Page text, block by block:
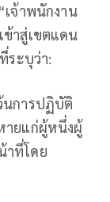
เจ้าพนักงาน
ข้าสู่เขตแดน
ระบุว่า:
นการปฏิบัติ
ายแก่ผู้หนึ่งผู้
าที่โดย